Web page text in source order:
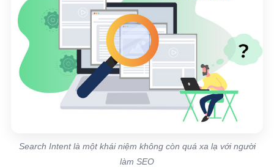
6.2. Tối ưu cho Transactional Search Intent – Ý
định giao dịch
6.3. Tối ưu cho Navigational Search Intent – Truy
vấn điều hướng
6.4. Tối ưu hóa Search Intent nâng cao
7. Lợi ích khi tối ưu Search Intent chuẩn
7.1. Đối với SEO
Search Intent là một khái niệm không còn quá xa lạ với người
làm SEO